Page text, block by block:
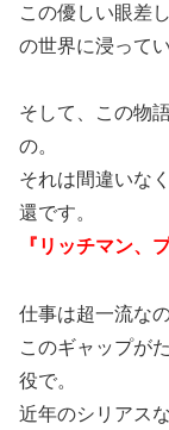
この優しい眼差
の世界に浸って
そして、この物
の。
それは間違いな
還です。
『リッチマン、
仕事は超一流な
このギャップが
役で。
近年のシリアス